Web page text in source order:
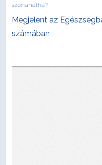
szénanátha?
Megjelent az
számában